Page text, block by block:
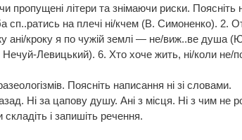
пропущені літери та знімаючи риски. Поясніть
сп..ратись на плечі ні/кчем (В. Симоненко). 2.
ані/кроку я по чужій землі — не/виж..ве душа
Нечуй-Левицький). 6. Хто хоче жить, ні/коли
Поясніть написання ні зі словами.
Ні за цапову душу. Ані з місця. Ні з чим не
і запишіть речення.